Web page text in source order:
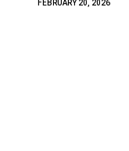
FEBRUARY 20, 2026